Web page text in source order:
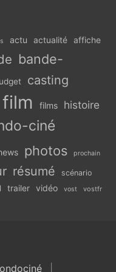
actu actualité affiche
bande-
casting
film films histoire
ciné
photos prochain
résumé scénario
trailer vidéo vost vostfr